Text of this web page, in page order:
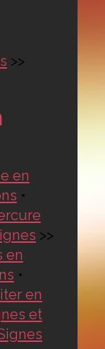
>>
en
•
>>
en
•
en
et